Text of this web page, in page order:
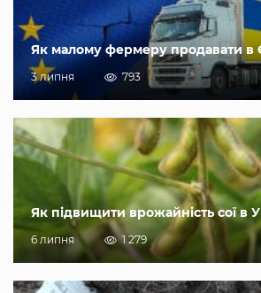
Як малому фермеру продавати в
3 липня 793
Як підвищити врожайність сої в
6 липня 1 279